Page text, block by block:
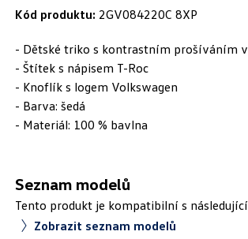
Kód produktu: 2GV084220C 8XP
- Dětské triko s kontrastním prošíváním
- Štítek s nápisem T-Roc
- Knoflík s logem Volkswagen
- Barva: šedá
- Materiál: 100 % bavlna
Seznam modelů
Tento produkt je kompatibilní s
Zobrazit seznam modelů